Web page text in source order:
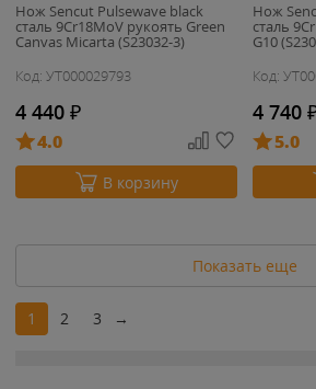
Нож Sencut Pulsewave black
сталь 9Cr18MoV рукоять Green
Canvas Micarta (S23032-3)
Код: УТ000029793
4 440 ₽
4.0
В корзину
Нож
сталь
G10
Код:
4 740
5.0
Показать еще
1 2 3 →